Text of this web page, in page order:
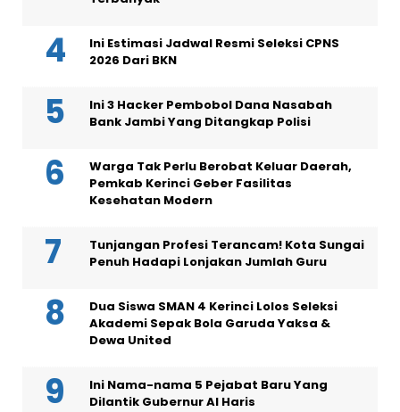
Ini Estimasi Jadwal Resmi Seleksi CPNS
2026 Dari BKN
Ini 3 Hacker Pembobol Dana Nasabah
Bank Jambi Yang Ditangkap Polisi
Warga Tak Perlu Berobat Keluar Daerah,
Pemkab Kerinci Geber Fasilitas
Kesehatan Modern
Tunjangan Profesi Terancam! Kota Sungai
Penuh Hadapi Lonjakan Jumlah Guru
Dua Siswa SMAN 4 Kerinci Lolos Seleksi
Akademi Sepak Bola Garuda Yaksa &
Dewa United
Ini Nama-nama 5 Pejabat Baru Yang
Dilantik Gubernur Al Haris